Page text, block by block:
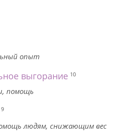
опыт
выгорание 10
помощь
9
людям, снижающим вес